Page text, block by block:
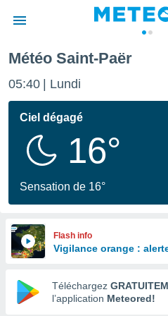
de
Météo Saint-Paër
05:40 Lundi
Ciel dégagé
16°
Sensation de 16°
Flash info
Vigilance orange :
Téléchargez
l’application Meteored!